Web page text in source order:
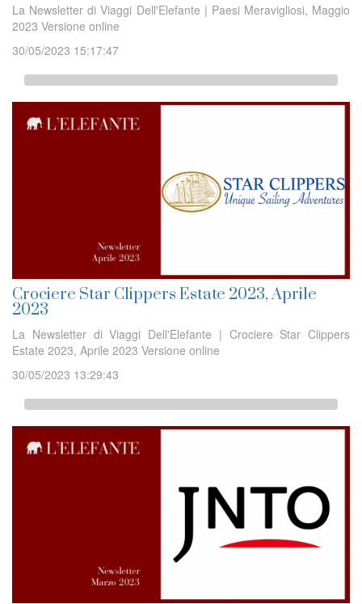
La Newsletter di Viaggi Dell'Elefante | Paesi Meravigliosi, Maggio
2023 Versione online
30/05/2023 15:17:47
Crociere Star Clippers Estate 2023, Aprile
2023
La Newsletter di Viaggi Dell'Elefante | Crociere Star Clippers
Estate 2023, Aprile 2023 Versione online
30/05/2023 13:29:43